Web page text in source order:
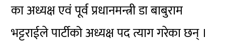
का अध्यक्ष एवं पूर्व प्रधानमन्त्री डा बाबुराम
भट्टराईले पार्टीको अध्यक्ष पद त्याग गरेका छन् ।